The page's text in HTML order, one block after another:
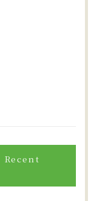
Recent